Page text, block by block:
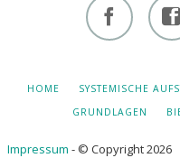
zentrum
NAVIGATION
HOME SYSTEMISCHE
GRUNDLAGEN
Impressum - © Copyright